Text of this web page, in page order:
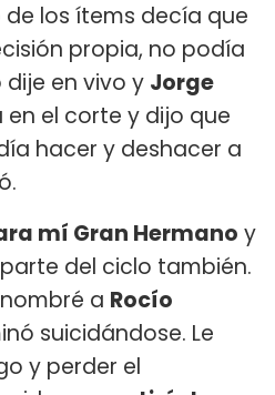
de los ítems decía que
propia, no podía
dije en vivo y Jorge
el corte y dijo que
hacer y deshacer a
mí Gran Hermano y
del ciclo también.
a Rocío
suicidándose. Le
y perder el